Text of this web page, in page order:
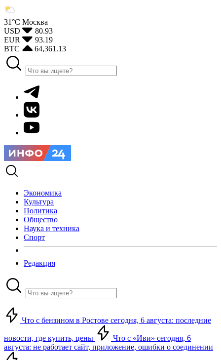
31°С Москва
USD
80.93
EUR
93.19
BTC
64,361.13
Экономика
Культура
Политика
Общество
Наука и техника
Спорт
Редакция
Что с бензином в Ростове сегодня, 6 августа: последние
новости, где купить, цены
Что с «Иви» сегодня, 6
августа: не работает сайт, приложение, ошибки о соединении